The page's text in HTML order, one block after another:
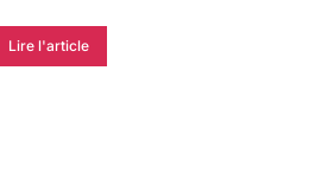
Lire l'article